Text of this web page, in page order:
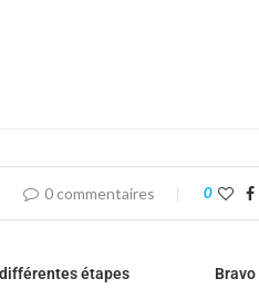
0 commentaires 0
différentes étapes